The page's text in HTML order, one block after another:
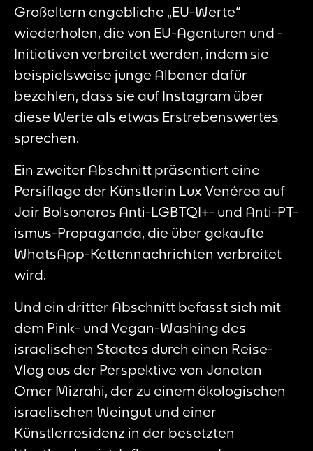
Großeltern angebliche „EU-Werte“
wiederholen, die von EU-Agenturen und -
Initiativen verbreitet werden, indem sie
beispielsweise junge Albaner dafür
bezahlen, dass sie auf Instagram über
diese Werte als etwas Erstrebenswertes
sprechen.
Ein zweiter Abschnitt präsentiert eine
Persiflage der Künstlerin Lux Venérea auf
Jair Bolsonaros Anti-LGBTQI+- und Anti-PT-
ismus-Propaganda, die über gekaufte
WhatsApp-Kettennachrichten verbreitet
wird.
Und ein dritter Abschnitt befasst sich mit
dem Pink- und Vegan-Washing des
israelischen Staates durch einen Reise-
Vlog aus der Perspektive von Jonatan
Omer Mizrahi, der zu einem ökologischen
israelischen Weingut und einer
Künstlerresidenz in der besetzten